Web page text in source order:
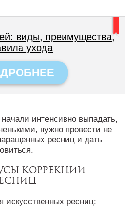
виды, преимущества,
ухода
интенсивно выпадать,
нужно провести не
ресниц и дать
коррекции
искусственных ресниц: